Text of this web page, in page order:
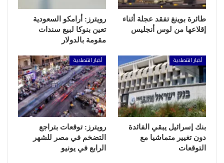
طائرة بوينغ تفقد عجلة أثناء
إقلاعها من لوس أنجليس
رويترز: أرامكو السعودية
تعين بنوكا لبيع سندات
مقومة بالدولار
أخبار اقتصادية
بنك إسرائيل يبقي الفائدة
دون تغيير متماشيا مع
التوقعات
أخبار اقتصادية
رويترز: توقعات بتراجع
التضخم في مصر للشهر
الرابع في يونيو